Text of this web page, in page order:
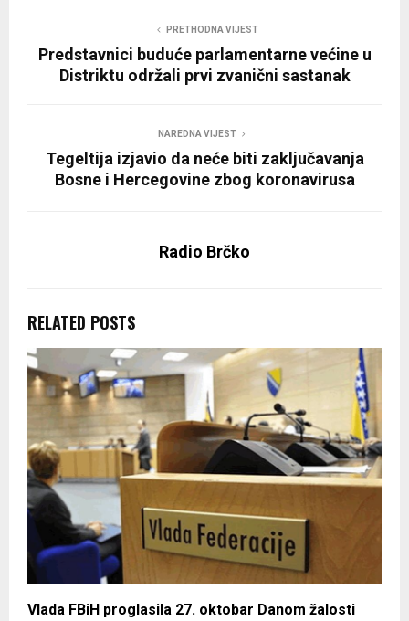
PRETHODNA VIJEST
Predstavnici buduće parlamentarne većine u
Distriktu održali prvi zvanični sastanak
NAREDNA VIJEST
Tegeltija izjavio da neće biti zaključavanja
Bosne i Hercegovine zbog koronavirusa
Radio Brčko
RELATED POSTS
Vlada FBiH proglasila 27. oktobar Danom žalosti